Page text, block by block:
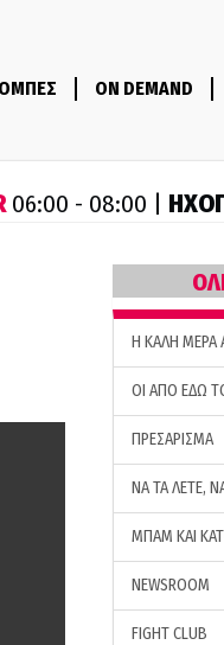
ON DEMAND
06:00 - 08:00 |
H ΚΑΛΗ ΜΕΡΑ
ΟΙ ΑΠΟ ΕΔΩ
ΠΡΕΣΑΡΙΣΜΑ
ΝΑ ΤΑ ΛΕΤΕ,
ΜΠΑΜ ΚΑΙ
NEWSROOM
FIGHT CLUB